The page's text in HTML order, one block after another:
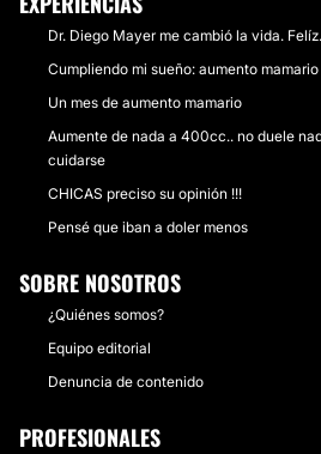
Dr. Diego Mayer me cambió la vida. Felíz.
Cumpliendo mi sueño: aumento
Un mes de aumento mamario
Aumente de nada a 400cc.. no duele
cuidarse
CHICAS preciso su opinión !!!
Pensé que iban a doler menos
SOBRE NOSOTROS
¿Quiénes somos?
Equipo editorial
Denuncia de contenido
PROFESIONALES